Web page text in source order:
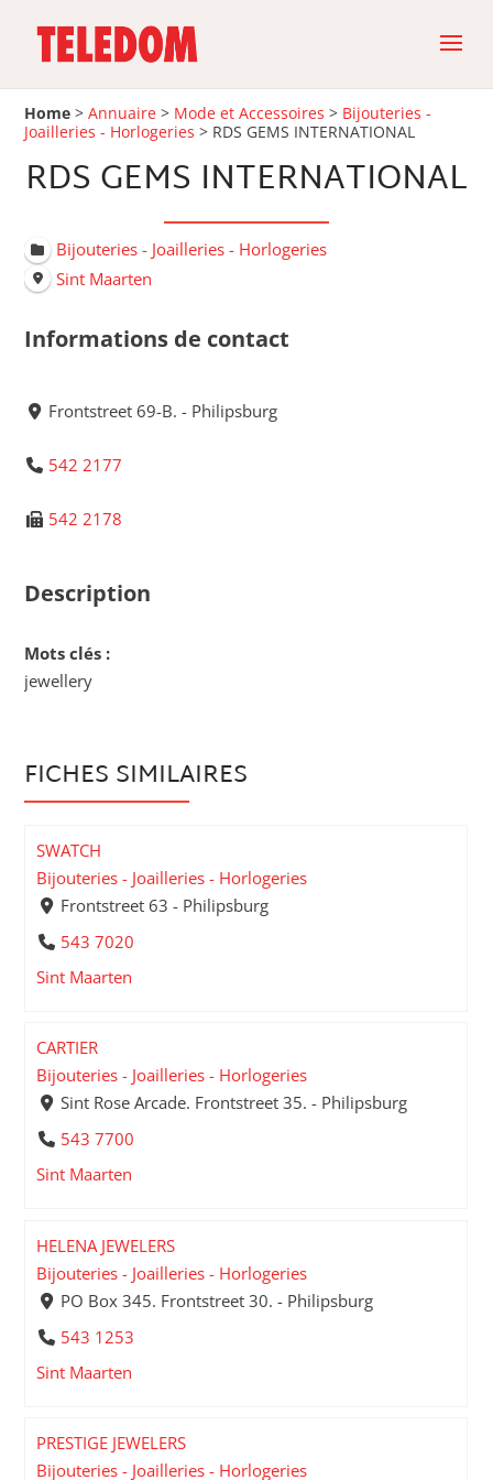
Home >Annuaire > Mode et Accessoires > Bijouteries -
Joailleries - Horlogeries > RDS GEMS INTERNATIONAL
RDS GEMS INTERNATIONAL
Bijouteries - Joailleries - Horlogeries
Sint Maarten
Informations de contact
Frontstreet 69-B. - Philipsburg
542 2177
542 2178
Description
Mots clés :
jewellery
FICHES SIMILAIRES
SWATCH
Bijouteries - Joailleries - Horlogeries
Frontstreet 63 - Philipsburg
543 7020
Sint Maarten
CARTIER
Bijouteries - Joailleries - Horlogeries
Sint Rose Arcade. Frontstreet 35. - Philipsburg
543 7700
Sint Maarten
HELENA JEWELERS
Bijouteries - Joailleries - Horlogeries
PO Box 345. Frontstreet 30. - Philipsburg
543 1253
Sint Maarten
PRESTIGE JEWELERS
Bijouteries - Joailleries - Horlogeries